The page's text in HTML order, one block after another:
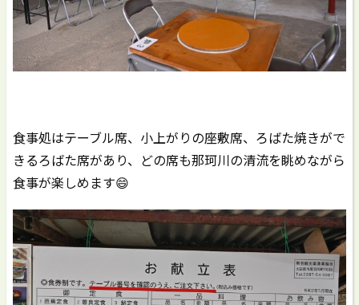
食事処はテーブル席、小上がりの座敷席、ろばた焼きがで
きるろばた席があり、どの席も那珂川の清流を眺めながら
食事が楽しめます😄